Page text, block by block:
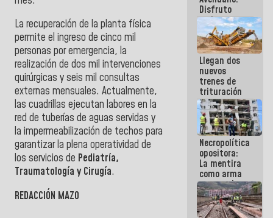
La recuperación de la planta física
permite el ingreso de cinco mil
personas por emergencia, la
realización de dos mil intervenciones
quirúrgicas y seis mil consultas
externas mensuales. Actualmente,
las cuadrillas ejecutan labores en la
red de tuberías de aguas servidas y
la impermeabilización de techos para
garantizar la plena operatividad de
los servicios de Pediatría,
Traumatología y Cirugía.
REDACCIÓN MAZO
Disfruto
cada vez
que escribes
porque lo
que haces
es
embarrarla
Llegan dos
nuevos
trenes de
trituración
para
optimizar
manejo de
escombros
en La Guaira
Necropolítica
opositora:
La mentira
como arma
contra el
Pueblo